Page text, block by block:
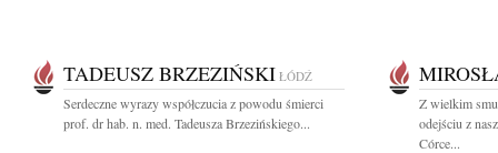
TADEUSZ BRZEZIŃSKI ŁÓDŹ
Serdeczne wyrazy współczucia z powodu śmierci
prof. dr hab. n. med. Tadeusza Brzezińskiego...
Z wielkim
odejściu z
Córce...